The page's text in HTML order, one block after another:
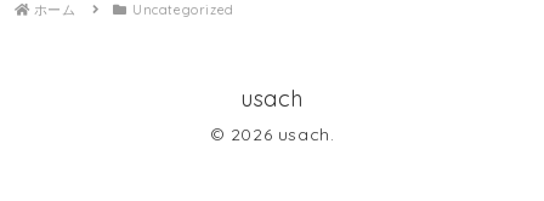
ホーム Uncategorized
usach
© 2026 usach.